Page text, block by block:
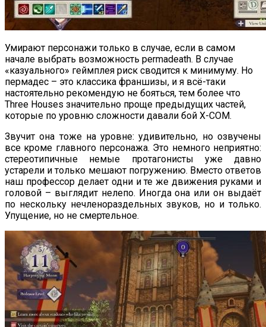
Умирают персонажи только в случае, если в самом
начале выбрать возможность permadeath. В случае
«казуального» геймплея риск сводится к минимуму. Но
пермадес – это классика франшизы, и я всё-таки
настоятельно рекомендую не бояться, тем более что
Three Houses значительно проще предыдущих частей,
которые по уровню сложности давали бой X-COM.
Звучит она тоже на уровне: удивительно, но озвучены
все кроме главного персонажа. Это немного неприятно:
стереотипичные немые протагонисты уже давно
устарели и только мешают погружению. Вместо ответов
наш профессор делает одни и те же движения руками и
головой – выглядит нелепо. Иногда она или он выдаёт
по нескольку нечленораздельных звуков, но и только.
Упущение, но не смертельное.